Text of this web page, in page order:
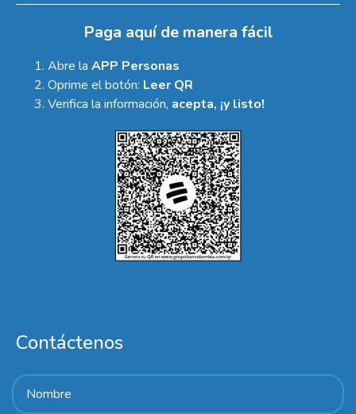
Paga aquí de manera fácil
Abre la APP Personas
Oprime el botón: Leer QR
Verifica la información, acepta, ¡y listo!
Contáctenos